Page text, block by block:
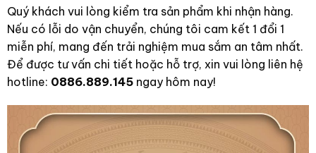
Quý khách vui lòng kiểm tra sản phẩm khi nhận hàng.
Nếu có lỗi do vận chuyển, chúng tôi cam kết 1 đổi 1
miễn phí, mang đến trải nghiệm mua sắm an tâm nhất.
Để được tư vấn chi tiết hoặc hỗ trợ, xin vui lòng liên hệ
hotline: 0886.889.145ngay hôm nay!